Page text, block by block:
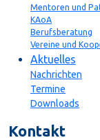
Mentoren und
KAoA
Berufsberatung
Vereine und
Aktuelles
Nachrichten
Termine
Downloads
Kontakt